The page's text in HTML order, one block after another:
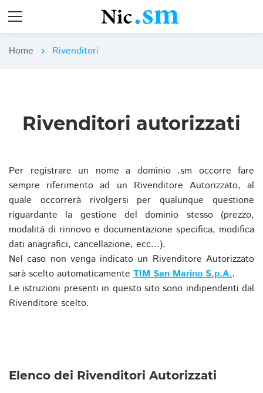
Home chevron_right Rivenditori
Rivenditori autorizzati
Per registrare un nome a dominio .sm occorre fare
sempre riferimento ad un Rivenditore Autorizzato, al
quale occorrerà rivolgersi per qualunque questione
riguardante la gestione del dominio stesso (prezzo,
modalità di rinnovo e documentazione specifica, modifica
dati anagrafici, cancellazione, ecc...).
Nel caso non venga indicato un Rivenditore Autorizzato
sarà scelto automaticamente TIM San Marino S.p.A..
Le istruzioni presenti in questo sito sono indipendenti dal
Rivenditore scelto.
Elenco dei Rivenditori Autorizzati